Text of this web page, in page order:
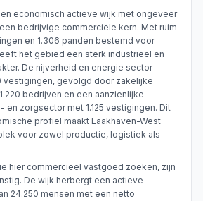
economisch actieve wijk met ongeveer
bedrijvige commerciële kern. Met ruim
en 1.306 panden bestemd voor
het gebied een sterk industrieel en
De nijverheid en energie sector
vestigingen, gevolgd door zakelijke
bedrijven en een aanzienlijke
en zorgsector met 1.125 vestigingen. Dit
profiel maakt Laakhaven-West
voor zowel productie, logistiek als
hier commercieel vastgoed zoeken, zijn
De wijk herbergt een actieve
24.250 mensen met een netto